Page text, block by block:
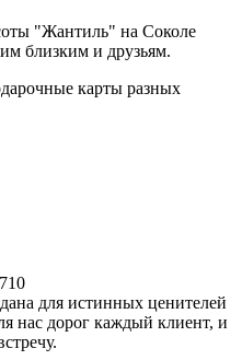
"Жантиль" на Соколе
близким и друзьям.
карты разных
для истинных ценителей
нас дорог каждый клиент, и